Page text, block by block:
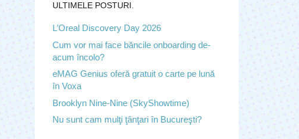
ULTIMELE POSTURI.
L’Oreal Discovery Day 2026
Cum vor mai face băncile onboarding de-
acum încolo?
eMAG Genius oferă gratuit o carte pe lună
în Voxa
Brooklyn Nine-Nine (SkyShowtime)
Nu sunt cam mulţi ţânţari în Bucureşti?